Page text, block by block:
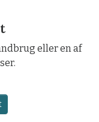
eller en af